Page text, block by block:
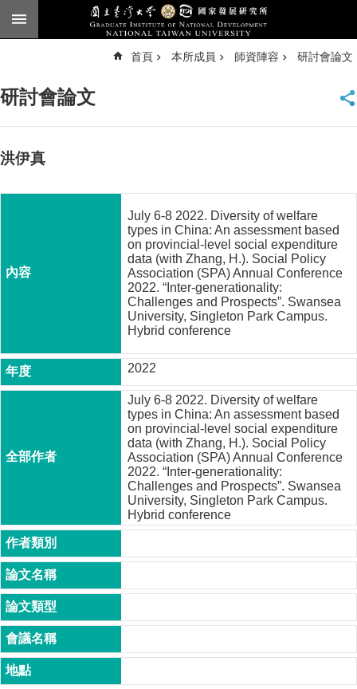
跳到主要內容區塊
臺
頁
所
所
成
員
班
在
職
專
班
學
術
研
究
首頁 本所成員 師資陣容 研討會論文
研討會論文
洪伊真
July 6-8 2022. Diversity of welfare
types in China: An assessment based
on provincial-level social expenditure
data (with Zhang, H.). Social Policy
Association (SPA) Annual Conference
2022. “Inter-generationality:
Challenges and Prospects”. Swansea
University, Singleton Park Campus.
Hybrid conference
2022
July 6-8 2022. Diversity of welfare
types in China: An assessment based
on provincial-level social expenditure
data (with Zhang, H.). Social Policy
Association (SPA) Annual Conference
2022. “Inter-generationality:
Challenges and Prospects”. Swansea
University, Singleton Park Campus.
Hybrid conference